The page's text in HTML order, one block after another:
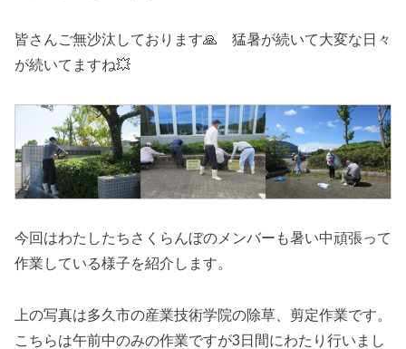
皆さんご無沙汰しております🙏 猛暑が続いて大変な日々
が続いてますね💥
今回はわたしたちさくらんぼのメンバーも暑い中頑張って
作業している様子を紹介します。
上の写真は多久市の産業技術学院の除草、剪定作業です。
こちらは午前中のみの作業ですが3日間にわたり行いまし